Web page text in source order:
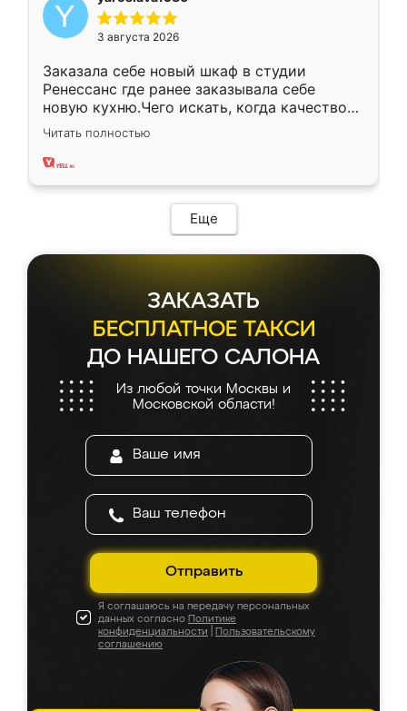
3 августа 2026
Заказала себе новый шкаф в студии
Ренессанс где ранее заказывала себе
новую кухню.Чего искать, когда качеством
вполне довольна. Служит кухня уже почти
два года, нареканий нет.
Читать полностью
Еще
ЗАКАЗАТЬ
БЕСПЛАТНОЕ ТАКСИ
ДО НАШЕГО САЛОНА
Из любой точки Москвы и
Московской области!
Отправить
Я соглашаюсь на передачу персональных
данных согласно Политике
конфиденциальности
Пользовательскому
соглашению